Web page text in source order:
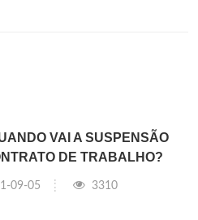
VAI A SUSPENSÃO
DE TRABALHO?
09-05 3310